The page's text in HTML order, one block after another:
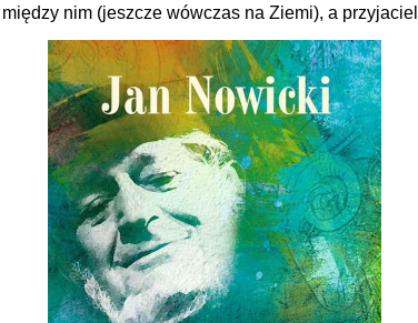
nim (jeszcze wówczas na Ziemi), a